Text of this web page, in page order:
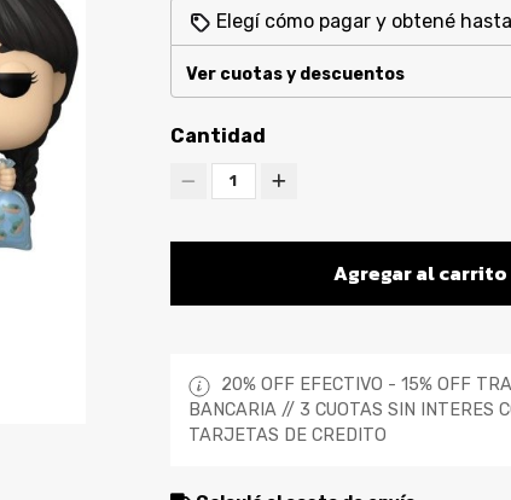
Elegí cómo pagar y obtené hasta
Ver cuotas y descuentos
Cantidad
1
Agregar al carrito
20% OFF EFECTIVO - 15% OFF
BANCARIA // 3 CUOTAS SIN INTERES
TARJETAS DE CREDITO